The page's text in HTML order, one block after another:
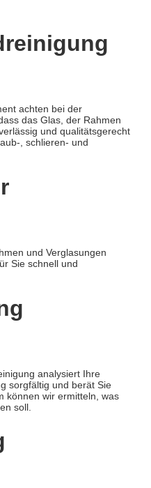
achten bei der
das Glas, der Rahmen
und qualitätsgerecht
, schlieren- und
und Verglasungen
Sie schnell und
analysiert Ihre
sorgfältig und berät Sie
können wir ermitteln, was
soll.